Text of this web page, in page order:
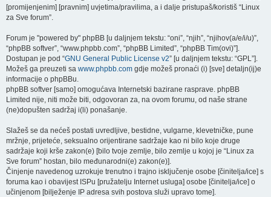
[promijenjenim] [pravnim] uvjetima/pravilima, a i dalje pristupaš/koristiš “Linux
za Sve forum”.
Forum je "powered by" phpBB [u daljnjem tekstu: “oni”, “njih”, “njihov(a/e/i/u)”,
“phpBB softver”, “www.phpbb.com”, “phpBB Limited”, “phpBB Tim(ovi)”].
Dostupan je pod “GNU General Public License v2” [u daljnjem tekstu: “GPL”].
Možeš ga preuzeti sa www.phpbb.com gdje možeš pronaći (i) [sve] detaljn(ij)e
informacije o phpBBu.
phpBB softver [samo] omogućava Internetski bazirane rasprave. phpBB
Limited nije, niti može biti, odgovoran za, na ovom forumu, od naše strane
(ne)dopušten sadržaj i(li) ponašanje.
Slažeš se da nećeš postati uvredljive, bestidne, vulgarne, klevetničke, pune
mržnje, prijeteće, seksualno orijentirane sadržaje kao ni bilo koje druge
sadržaje koji krše zakon(e) [bilo tvoje zemlje, bilo zemlje u kojoj je “Linux za
Sve forum” hostan, bilo međunarodni(e) zakon(e)].
Činjenje navedenog uzrokuje trenutno i trajno isključenje osobe [činitelja/ice] s
foruma kao i obavijest ISPu [pružatelju Internet usluga] osobe [činitelja/ice] o
učinjenom [bilježenje IP adresa svih postova služi upravo tome].